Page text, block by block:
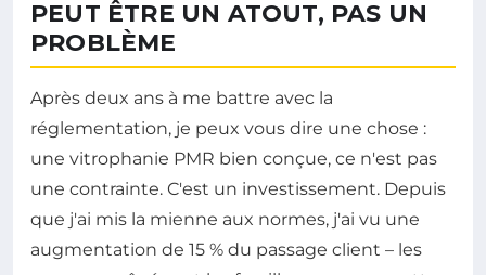
PEUT ÊTRE UN ATOUT, PAS UN
PROBLÈME
Après deux ans à me battre avec la
réglementation, je peux vous dire une chose :
une vitrophanie PMR bien conçue, ce n'est pas
une contrainte. C'est un investissement. Depuis
que j'ai mis la mienne aux normes, j'ai vu une
augmentation de 15 % du passage client – les